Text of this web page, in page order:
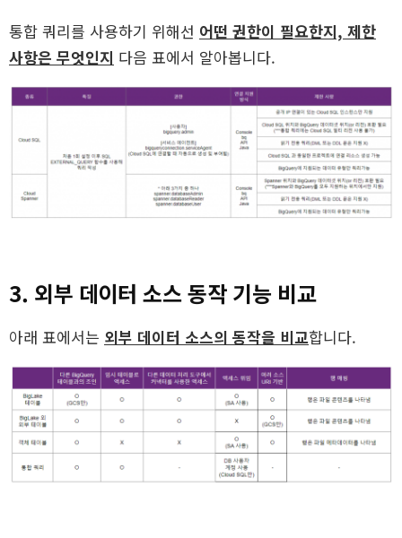
통합 쿼리를 사용하기 위해선 어떤 권한이 필요한지, 제한
사항은 무엇인지 다음 표에서 알아봅니다.
3. 외부 데이터 소스 동작 기능 비교
아래 표에서는 외부 데이터 소스의 동작을 비교합니다.